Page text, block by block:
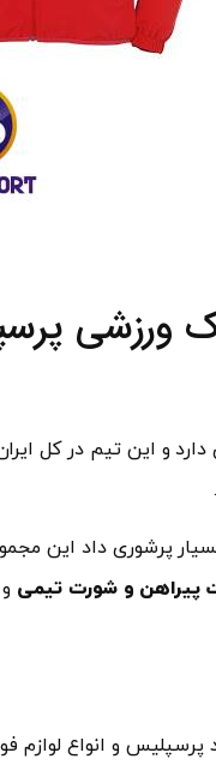
ورزشی
و این تیم در کل
پرشوری داد این
و شورت تیمی و
و انواع لوازم